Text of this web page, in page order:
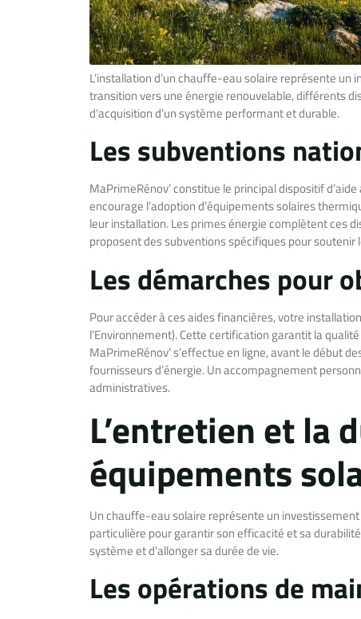
L’installation d’un chauffe-eau solaire représente
transition vers une énergie renouvelable, différents
d’acquisition d’un système performant et durable.
Les subventions
MaPrimeRénov’ constitue le principal dispositif
encourage l’adoption d’équipements solaires
leur installation. Les primes énergie complètent ces
proposent des subventions spécifiques pour soutenir
Les démarches pour
Pour accéder à ces aides financières, votre
l’Environnement). Cette certification garantit la
MaPrimeRénov’ s’effectue en ligne, avant le début
fournisseurs d’énergie. Un accompagnement
administratives.
L’entretien et la
équipements
Un chauffe-eau solaire représente un
particulière pour garantir son efficacité et sa
système et d’allonger sa durée de vie.
Les opérations de